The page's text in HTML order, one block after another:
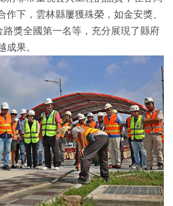
作下，雲林縣屢獲殊榮，如金安獎、
獎全國第一名等，充分展現了縣府
成果。